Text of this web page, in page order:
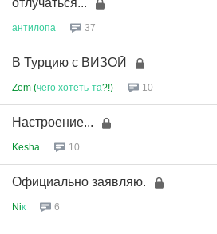
отлучаться...
антилопа 37
В Турцию с ВИЗОЙ
Zem (чего хотеть-та?!) 10
Настроение...
Kesha 10
Официально заявляю.
Niк 6